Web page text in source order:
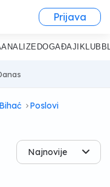
Prijava
ANALIZE DOGAĐAJI KLUB
Bihać Poslovi
Najnovije